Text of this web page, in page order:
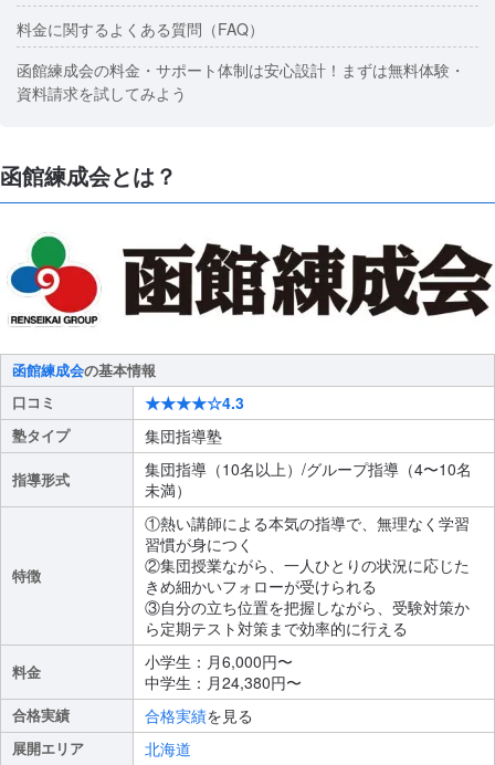
料金に関するよくある質問（FAQ）
函館練成会の料金・サポート体制は安心設計！まずは無料体験・
資料請求を試してみよう
函館練成会とは？
函館練成会の基本情報
口コミ
★★★★☆4.3
塾タイプ 集団指導塾
指導形式
集団指導（10名以上）/グループ指導（4〜10名
未満）
特徴
①熱い講師による本気の指導で、無理なく学習
習慣が身につく
②集団授業ながら、一人ひとりの状況に応じた
きめ細かいフォローが受けられる
③自分の立ち位置を把握しながら、受験対策か
ら定期テスト対策まで効率的に行える
料金
小学生：月6,000円〜
中学生：月24,380円〜
合格実績 合格実績を見る
展開エリア
北海道